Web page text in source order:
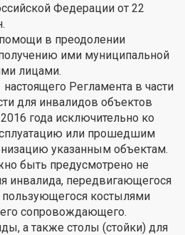
Федерации от 22
в преодолении
ими муниципальной
лицами.
Регламента в части
для инвалидов объектов
года исключительно ко
или прошедшим
указанным объектам.
быть предусмотрено не
инвалида, передвигающегося
пользующегося костылями
сопровождающего.
а также столы (стойки) для